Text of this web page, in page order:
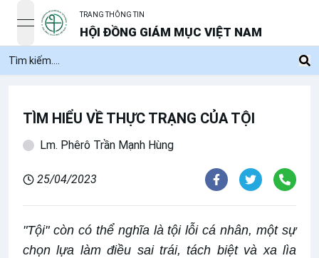
open navigation menu
TRANG THÔNG TIN
HỘI ĐỒNG GIÁM MỤC VIỆT NAM
TÌM HIỂU VỀ THỰC TRẠNG CỦA TỘI
Lm. Phêrô Trần Mạnh Hùng
25/04/2023
"Tội" còn có thể nghĩa là tội lỗi cá nhân, một sự
chọn lựa làm điều sai trái, tách biệt và xa lìa